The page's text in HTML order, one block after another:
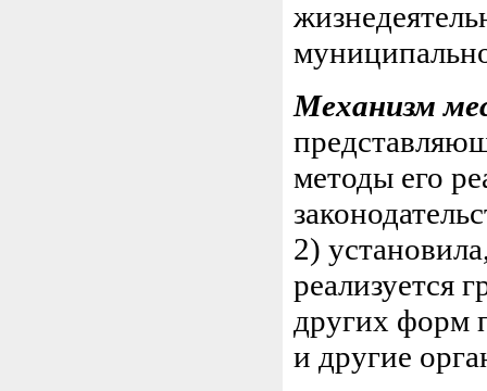
Механизм
методы его
2)
реализуется
других форм
и другие